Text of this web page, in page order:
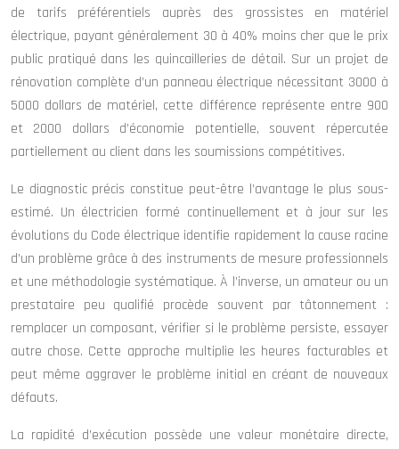
de tarifs préférentiels auprès des grossistes en matériel
électrique, payant généralement 30 à 40% moins cher que le prix
public pratiqué dans les quincailleries de détail. Sur un projet de
rénovation complète d’un panneau électrique nécessitant 3000 à
5000 dollars de matériel, cette différence représente entre 900
et 2000 dollars d’économie potentielle, souvent répercutée
partiellement au client dans les soumissions compétitives.
Le diagnostic précis constitue peut-être l’avantage le plus sous-
estimé. Un électricien formé continuellement et à jour sur les
évolutions du Code électrique identifie rapidement la cause racine
d’un problème grâce à des instruments de mesure professionnels
et une méthodologie systématique. À l’inverse, un amateur ou un
prestataire peu qualifié procède souvent par tâtonnement :
remplacer un composant, vérifier si le problème persiste, essayer
autre chose. Cette approche multiplie les heures facturables et
peut même aggraver le problème initial en créant de nouveaux
défauts.
La rapidité d’exécution possède une valeur monétaire directe,